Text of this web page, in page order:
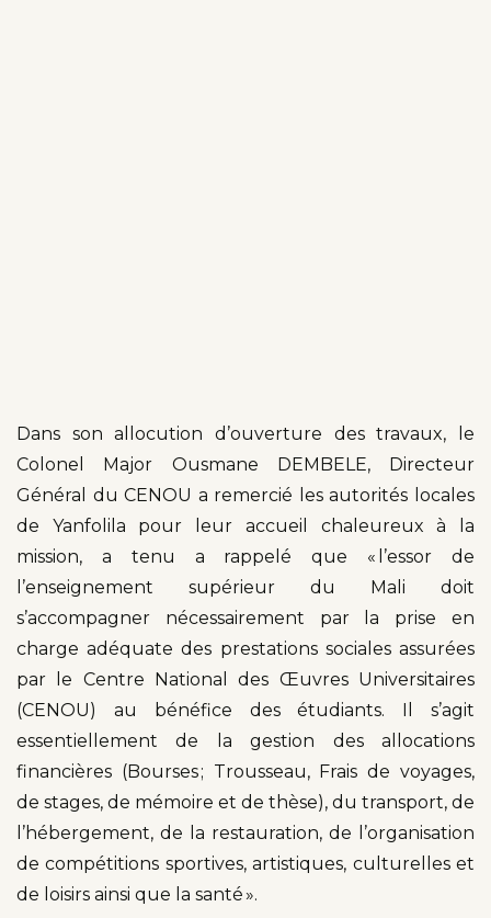
Dans son allocution d’ouverture des travaux, le
Colonel Major Ousmane DEMBELE, Directeur
Général du CENOU a remercié les autorités locales
de Yanfolila pour leur accueil chaleureux à la
mission, a tenu a rappelé que « l’essor de
l’enseignement supérieur du Mali doit
s’accompagner nécessairement par la prise en
charge adéquate des prestations sociales assurées
par le Centre National des Œuvres Universitaires
(CENOU) au bénéfice des étudiants. Il s’agit
essentiellement de la gestion des allocations
financières (Bourses ; Trousseau, Frais de voyages,
de stages, de mémoire et de thèse), du transport, de
l’hébergement, de la restauration, de l’organisation
de compétitions sportives, artistiques, culturelles et
de loisirs ainsi que la santé ».